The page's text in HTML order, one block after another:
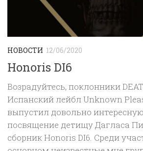
НОВОСТИ 12/06/2020
Honoris DI6
Возрадуйтесь, поклонники
Испанский лейбл Unknown
выпустил довольно
посвящение детищу Дагласа
сборник Honoris DI6. Среди